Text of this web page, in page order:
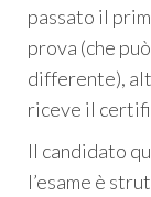
passato il
prova (che
differente),
riceve il
Il candidato
l’esame è